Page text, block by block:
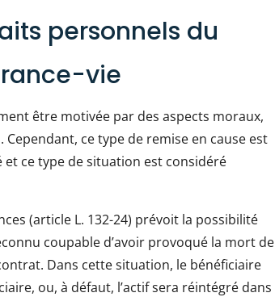
personnels du
vie
être motivée par des aspects moraux,
ce type de remise en cause est
ce type de situation est considéré
(article L. 132-24) prévoit la possibilité
coupable d’avoir provoqué la mort de
Dans cette situation, le bénéficiaire
ou, à défaut, l’actif sera réintégré dans